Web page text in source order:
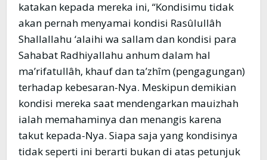
katakan kepada mereka ini, “Kondisimu tidak
akan pernah menyamai kondisi Rasûlullâh
Shallallahu ‘alaihi wa sallam dan kondisi para
Sahabat Radhiyallahu anhum dalam hal
ma’rifatullâh, khauf dan ta’zhîm (pengagungan)
terhadap kebesaran-Nya. Meskipun demikian
kondisi mereka saat mendengarkan mauizhah
ialah memahaminya dan menangis karena
takut kepada-Nya. Siapa saja yang kondisinya
tidak seperti ini berarti bukan di atas petunjuk